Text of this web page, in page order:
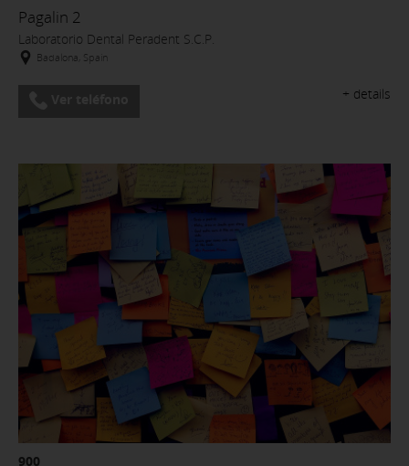
Pagalin 2
Laboratorio Dental Peradent S.C.P.
Badalona, Spain
+ details
900